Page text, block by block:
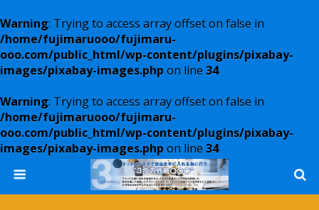
Warning: Trying to access array offset on false in
/home/fujimaruooo/fujimaru-
ooo.com/public_html/wp-content/plugins/pixabay-
images/pixabay-images.php on line 34
Warning: Trying to access array offset on false in
/home/fujimaruooo/fujimaru-
ooo.com/public_html/wp-content/plugins/pixabay-
images/pixabay-images.php on line 34